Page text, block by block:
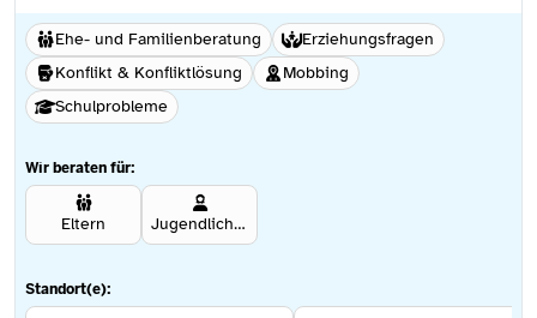
Ehe- und Familienberatung
Erziehungsfragen
Konflikt & Konfliktlösung
Mobbing
Schulprobleme
Wir beraten für:
Eltern Jugendliche ab 12 Jahren
Standort(e):